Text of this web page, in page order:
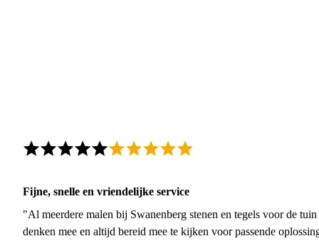
Fijne, snelle en vriendelijke service
"Al meerdere malen bij Swanenberg stenen en tegels voor de
denken mee en altijd bereid mee te kijken voor passende